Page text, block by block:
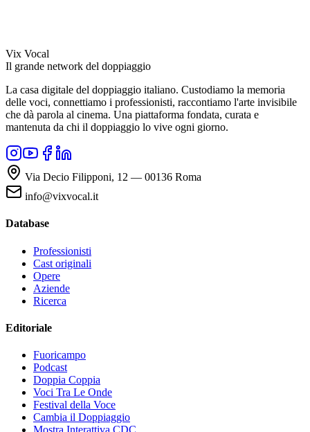
Vix Vocal
Il grande network del doppiaggio
La casa digitale del doppiaggio italiano. Custodiamo la memoria
delle voci, connettiamo i professionisti, raccontiamo l'arte invisibile
che dà parola al cinema. Una piattaforma fondata, curata e
mantenuta da chi il doppiaggio lo vive ogni giorno.
Via Decio Filipponi, 12 — 00136 Roma
info@vixvocal.it
Database
Professionisti
Cast originali
Opere
Aziende
Ricerca
Editoriale
Fuoricampo
Podcast
Doppia Coppia
Voci Tra Le Onde
Festival della Voce
Cambia il Doppiaggio